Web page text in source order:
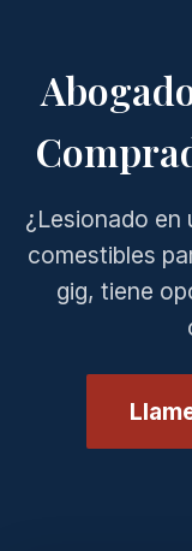
¿Lesionado en
comestibles
gig, tiene